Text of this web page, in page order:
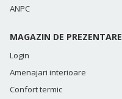
ANPC
MAGAZIN DE PREZENTARE
Login
Amenajari interioare
Confort termic